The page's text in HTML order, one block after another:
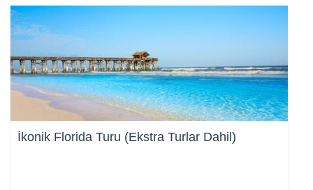
İkonik Florida Turu (Ekstra Turlar Dahil)